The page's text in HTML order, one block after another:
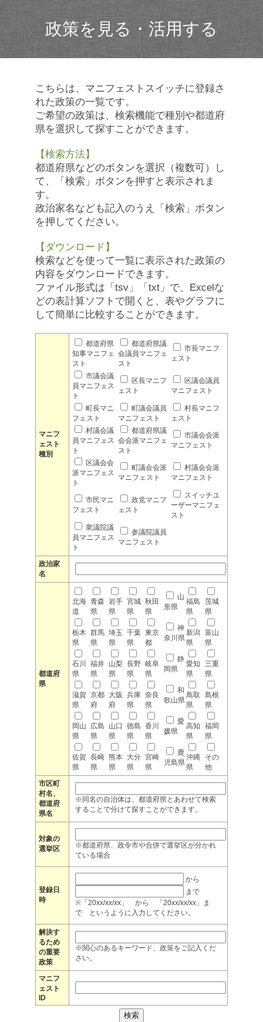
政策を見る・活用する
こちらは、マニフェストスイッチに登録さ
れた政策の一覧です。
ご希望の政策は、検索機能で種別や都道府
県を選択して探すことができます。
【検索方法】
都道府県などのボタンを選択（複数可）し
て、「検索」ボタンを押すと表示されま
す。
政治家名なども記入のうえ「検索」ボタン
を押してください。
【ダウンロード】
検索などを使って一覧に表示された政策の
内容をダウンロードできます。
ファイル形式は「tsv」「txt」で、Excelな
どの表計算ソフトで開くと、表やグラフに
して簡単に比較することができます。
マニフ
ェスト
種別
都道府県
知事マニフェ
スト
都道府県議
会議員マニフェ
スト
市長マニフ
ェスト
市議会議
員マニフェス
ト
区長マニフ
ェスト
区議会議員
マニフェスト
町長マニ
フェスト
町議会議員
マニフェスト
村長マニフ
ェスト
村議会議
員マニフェス
ト
都道府県議
会会派マニフェ
スト
市議会会派
マニフェスト
区議会会
派マニフェス
ト
町議会会派
マニフェスト
村議会会派
マニフェスト
市民マニ
フェスト
政党マニフ
ェスト
スイッチユ
ーザーマニフェ
スト
衆議院議
員マニフェス
ト
参議院議員
マニフェスト
政治家
名
都道府
県
北海
道
青森
県
岩手
県
宮城
県
秋田
県
山
形県
福島
県
茨城
県
栃木
県
群馬
県
埼玉
県
千葉
県
東京
都
神
奈川県
新潟
県
富山
県
石川
県
福井
県
山梨
県
長野
県
岐阜
県
静
岡県
愛知
県
三重
県
滋賀
県
京都
府
大阪
府
兵庫
県
奈良
県
和
歌山県
鳥取
県
島根
県
岡山
県
広島
県
山口
県
徳島
県
香川
県
愛
媛県
高知
県
福岡
県
佐賀
県
長崎
県
熊本
県
大分
県
宮崎
県
鹿
児島県
沖縄
県
その
他
市区町
村名、
都道府
県名
※同名の自治体は、都道府県とあわせて検索
することで分けて探すことができます。
対象の
選挙区
※都道府県、政令市や合併で選挙区が分かれ
ている場合
登録日
時
から
まで
※「20xx/xx/xx」 から 「20xx/xx/xx」ま
で というように入力してください。
解決す
るため
の重要
政策
※関心のあるキーワード、政策をご記入くだ
さい。
マニフ
ェスト
ID